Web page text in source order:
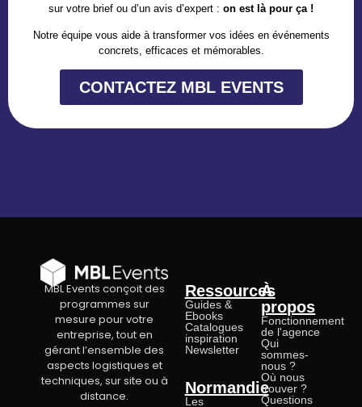
sur votre brief ou d’un avis d’expert : on est là pour ça !
Notre équipe vous aide à transformer vos idées en événements
concrets, efficaces et mémorables.
CONTACTEZ MBL EVENTS
MBL Events conçoit des
programmes sur
mesure pour votre
entreprise, tout en
gérant l’ensemble des
aspects logistiques et
techniques, sur site ou à
distance.
Ressources
Guides &
Ebooks
Catalogues
inspiration
Newsletter
Normandie
Les
À
propos
Fonctionnement
de l'agence
Qui
sommes-
nous ?
Où nous
trouver ?
Questions